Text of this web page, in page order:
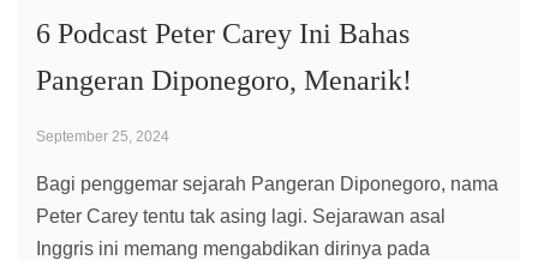
6 Podcast Peter Carey Ini Bahas
Pangeran Diponegoro, Menarik!
September 25, 2024
Bagi penggemar sejarah Pangeran Diponegoro, nama
Peter Carey tentu tak asing lagi. Sejarawan asal
Inggris ini memang mengabdikan dirinya pada